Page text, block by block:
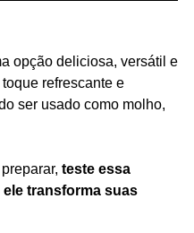
opção deliciosa, versátil e
refrescante e
ser usado como molho,
teste essa
ele transforma suas